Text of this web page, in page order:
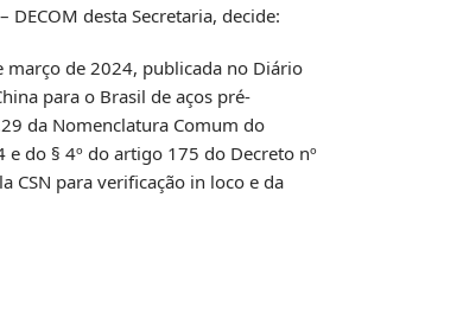
desta Secretaria, decide:
março de 2024, publicada no Diário
para o Brasil de aços pré-
da Nomenclatura Comum do
do § 4º do artigo 175 do Decreto nº
CSN para verificação in loco e da